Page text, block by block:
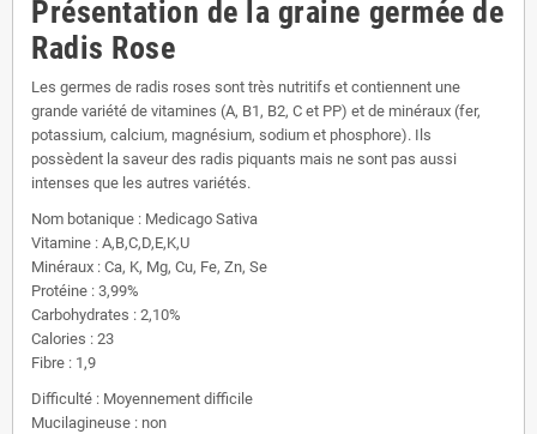
Présentation de la graine germée de
Radis Rose
Les germes de radis roses sont très nutritifs et contiennent une
grande variété de vitamines (A, B1, B2, C et PP) et de minéraux (fer,
potassium, calcium, magnésium, sodium et phosphore). Ils
possèdent la saveur des radis piquants mais ne sont pas aussi
intenses que les autres variétés.
Nom botanique : Medicago Sativa
Vitamine : A,B,C,D,E,K,U
Minéraux : Ca, K, Mg, Cu, Fe, Zn, Se
Protéine : 3,99%
Carbohydrates : 2,10%
Calories : 23
Fibre : 1,9
Difficulté : Moyennement difficile
Mucilagineuse : non